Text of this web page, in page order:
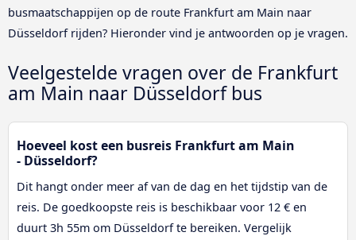
busmaatschappijen op de route Frankfurt am Main naar
Düsseldorf rijden? Hieronder vind je antwoorden op je vragen.
Veelgestelde vragen over de Frankfurt
am Main naar Düsseldorf bus
Hoeveel kost een busreis Frankfurt am Main
- Düsseldorf?
Dit hangt onder meer af van de dag en het tijdstip van de
reis. De goedkoopste reis is beschikbaar voor 12 € en
duurt 3h 55m om Düsseldorf te bereiken. Vergelijk